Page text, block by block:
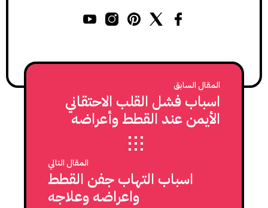
المقال السابق
اسباب فشل القلب الاحتقاني
الأيمن عند القطط وأعراضه
المقال التالي
اسباب التهاب جفن القطط
واعراضه وعلاجه